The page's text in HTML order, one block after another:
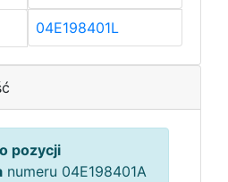
04E198401L
pozycji
numeru 04E198401A